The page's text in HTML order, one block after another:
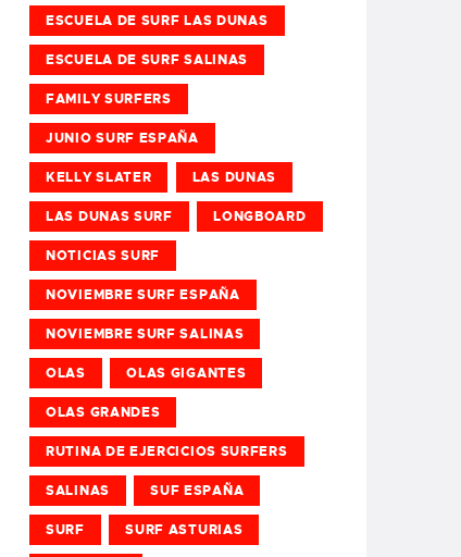
ESCUELA DE SURF LAS DUNAS
ESCUELA DE SURF SALINAS
FAMILY SURFERS
JUNIO SURF ESPAÑA
KELLY SLATER LAS DUNAS
LAS DUNAS SURF LONGBOARD
NOTICIAS SURF
NOVIEMBRE SURF ESPAÑA
NOVIEMBRE SURF SALINAS
OLAS OLAS GIGANTES
OLAS GRANDES
RUTINA DE EJERCICIOS SURFERS
SALINAS SUF ESPAÑA
SURF SURF ASTURIAS